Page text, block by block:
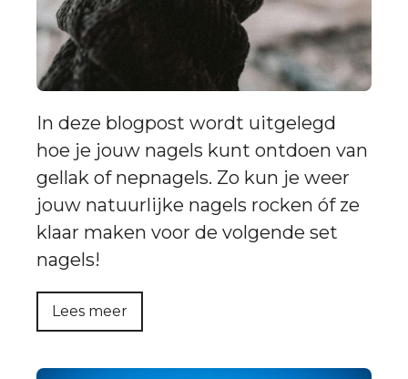
In deze blogpost wordt uitgelegd
hoe je jouw nagels kunt ontdoen van
gellak of nepnagels. Zo kun je weer
jouw natuurlijke nagels rocken óf ze
klaar maken voor de volgende set
nagels!
Lees meer